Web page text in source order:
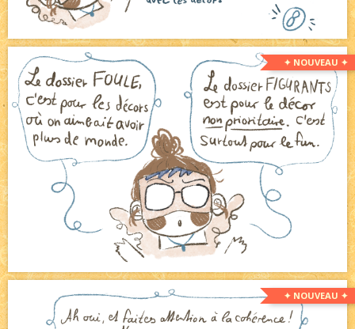
✦ NOUVEAU ✦
✦ NOUVEAU ✦